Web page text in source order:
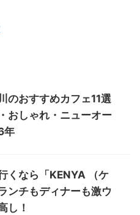
のおすすめカフェ11選
おしゃれ・ニューオー
年
くなら「KENYA （ケ
ンチもディナーも激ウ
し！